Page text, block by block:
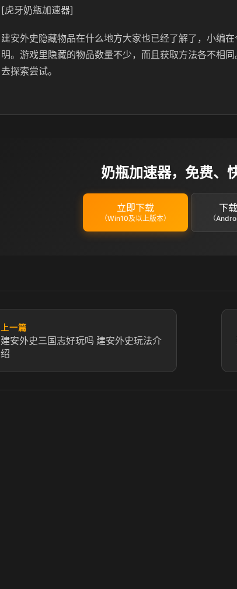
[虎牙奶瓶加速器]
建安外史隐藏物品在什么地方大家也已经了解了，小编
明。游戏里隐藏的物品数量不少，而且获取方法各不相
去探索尝试。
奶瓶加速器，免费、
立即下载
（Win10及以上版本）
下
（
上一篇
建安外史三国志好玩吗 建安外史玩法介
绍